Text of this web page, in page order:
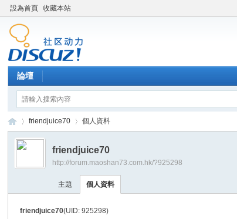
設為首頁 收藏本站
論壇
›
friendjuice70 個人資料
friendjuice70
http://forum.maoshan73.com.hk/?925298
主題 個人資料
friendjuice70(UID: 925298)